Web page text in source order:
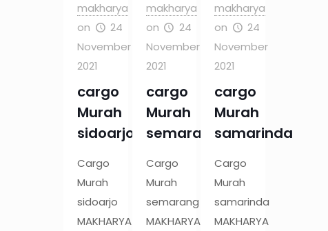
makharya
on
24
November
2021
cargo
Murah
sidoarjo
Cargo
Murah
sidoarjo
MAKHARYA
makharya
on
24
November
2021
cargo
Murah
semarang
Cargo
Murah
semarang
MAKHARYA
makharya
on
24
November
2021
cargo
Murah
samarinda
Cargo
Murah
samarinda
MAKHARYA